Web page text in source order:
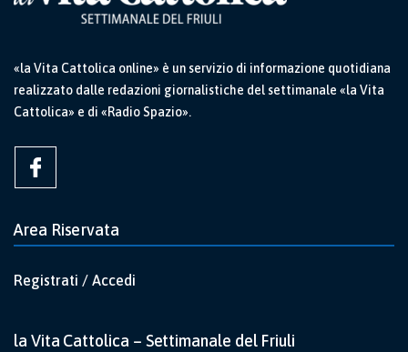
«la Vita Cattolica online» è un servizio di informazione quotidiana
realizzato dalle redazioni giornalistiche del settimanale «la Vita
Cattolica» e di «Radio Spazio».
Area Riservata
Registrati / Accedi
la Vita Cattolica – Settimanale del Friuli